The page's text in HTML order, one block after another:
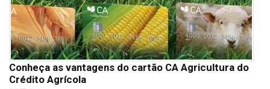
Conheça as vantagens do cartão CA Agricultura do
Crédito Agrícola